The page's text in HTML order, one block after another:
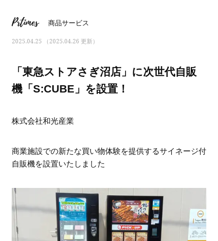
ママとパパに贈る「ジェンダーレ
人気の40代髪型・ヘア
タログ
Prtimes 商品サービス
2025.04.25 （2025.04.26 更新）
「東急ストアさぎ沼店」に次世代自販
機「S:CUBE」を設置！
株式会社和光産業
商業施設での新たな買い物体験を提供するサイネージ付
自販機を設置いたしました